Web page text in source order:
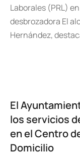
Laborales (PRL)
desbrozadora El
Hernández,
El
los servicios
en el Centro
Domicilio